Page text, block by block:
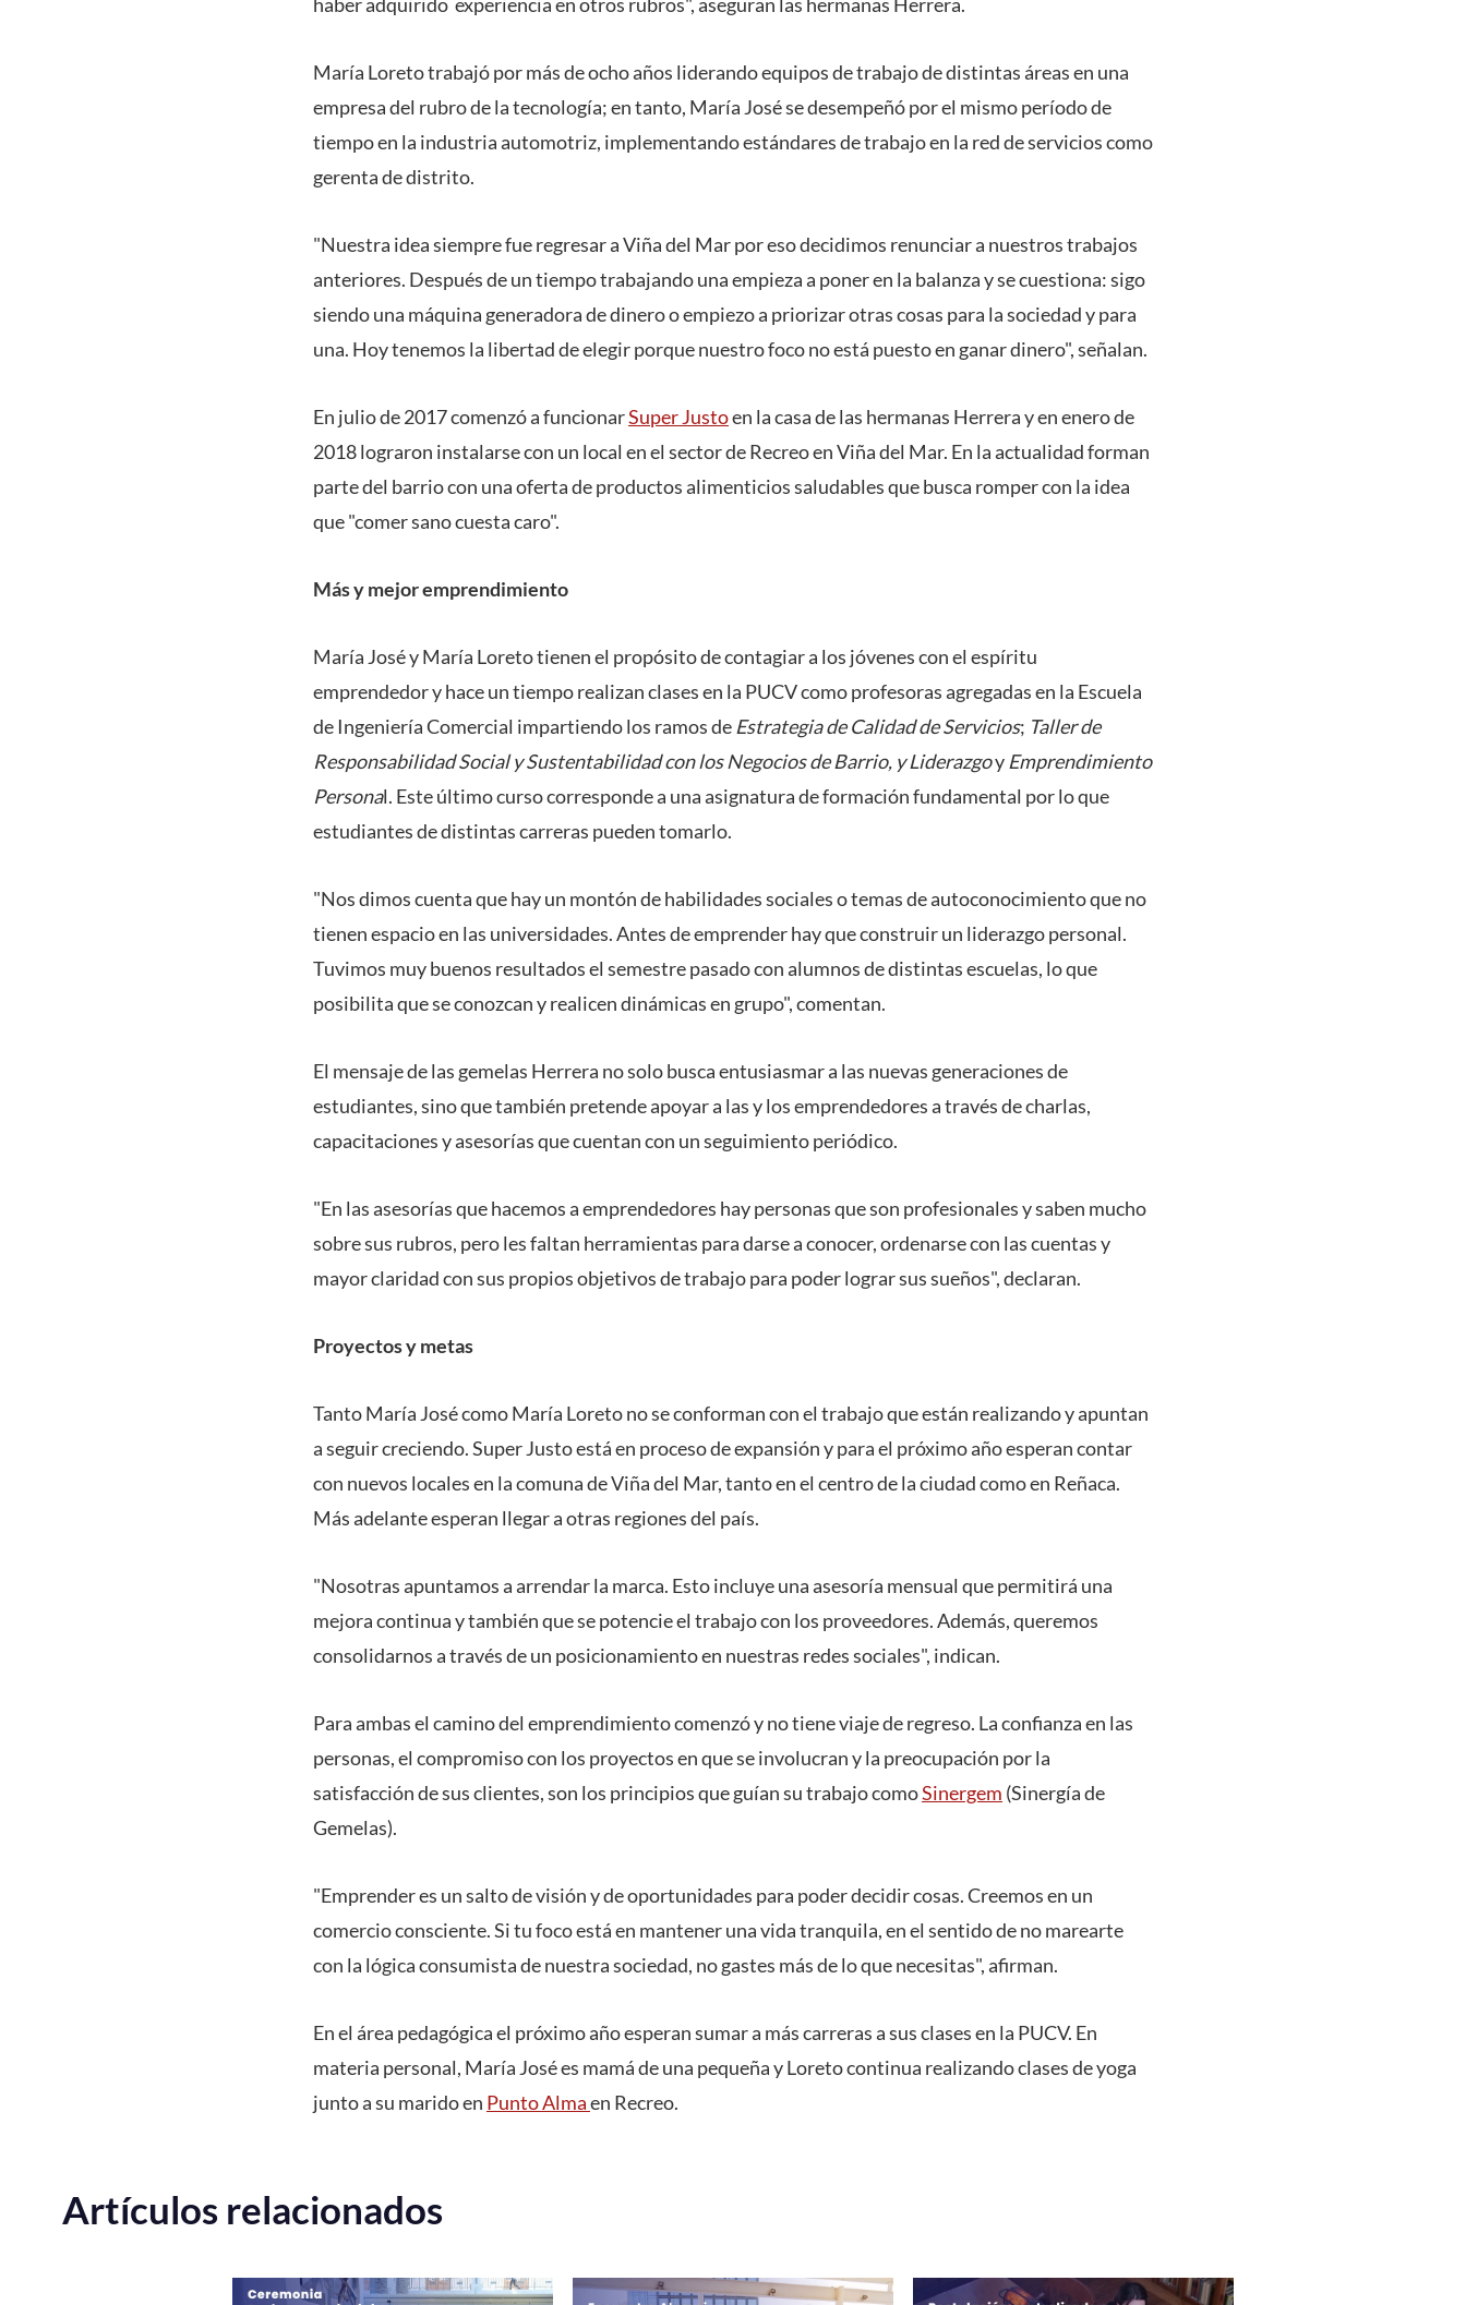
María Loreto trabajó por más de ocho años liderando equipos de trabajo de distintas áreas en una
empresa del rubro de la tecnología; en tanto, María José se desempeñó por el mismo período de
tiempo en la industria automotriz, implementando estándares de trabajo en la red de servicios como
gerenta de distrito.
"Nuestra idea siempre fue regresar a Viña del Mar por eso decidimos renunciar a nuestros trabajos
anteriores. Después de un tiempo trabajando una empieza a poner en la balanza y se cuestiona: sigo
siendo una máquina generadora de dinero o empiezo a priorizar otras cosas para la sociedad y para
una. Hoy tenemos la libertad de elegir porque nuestro foco no está puesto en ganar dinero", señalan.
En julio de 2017 comenzó a funcionarSuper Justoen la casa de las hermanas Herrera y en enero de
2018 lograron instalarse con un local en el sector de Recreo en Viña del Mar. En la actualidad forman
parte del barrio con una oferta de productos alimenticios saludables que busca romper con la idea
que "comer sano cuesta caro".
Más y mejor emprendimiento
María José y María Loreto tienen el propósito de contagiar a los jóvenes con el espíritu
emprendedor y hace un tiempo realizan clases en la PUCV como profesoras agregadas en la Escuela
de Ingeniería Comercial impartiendo los ramos de Estrategia de Calidad de Servicios; Taller de
Responsabilidad Social y Sustentabilidad con los Negocios de Barrio, y Liderazgoy Emprendimiento
Personal. Este último curso corresponde a una asignatura de formación fundamental por lo que
estudiantes de distintas carreras pueden tomarlo.
"Nos dimos cuenta que hay un montón de habilidades sociales o temas de autoconocimiento que no
tienen espacio en las universidades. Antes de emprender hay que construir un liderazgo personal.
Tuvimos muy buenos resultados el semestre pasado con alumnos de distintas escuelas, lo que
posibilita que se conozcan y realicen dinámicas en grupo", comentan.
El mensaje de las gemelas Herrera no solo busca entusiasmar a las nuevas generaciones de
estudiantes, sino que también pretende apoyar a las y los emprendedores a través de charlas,
capacitaciones y asesorías que cuentan con un seguimiento periódico.
"En las asesorías que hacemos a emprendedores hay personas que son profesionales y saben mucho
sobre sus rubros, pero les faltan herramientas para darse a conocer, ordenarse con las cuentas y
mayor claridad con sus propios objetivos de trabajo para poder lograr sus sueños", declaran.
Proyectos y metas
Tanto María José como María Loreto no se conforman con el trabajo que están realizando y apuntan
a seguir creciendo. Super Justo está en proceso de expansión y para el próximo año esperan contar
con nuevos locales en la comuna de Viña del Mar, tanto en el centro de la ciudad como en Reñaca.
Más adelante esperan llegar a otras regiones del país.
"Nosotras apuntamos a arrendar la marca. Esto incluye una asesoría mensual que permitirá una
mejora continua y también que se potencie el trabajo con los proveedores. Además, queremos
consolidarnos a través de un posicionamiento en nuestras redes sociales", indican.
Para ambas el camino del emprendimiento comenzó y no tiene viaje de regreso. La confianza en las
personas, el compromiso con los proyectos en que se involucran y la preocupación por la
satisfacción de sus clientes, son los principios que guían su trabajo comoSinergem (Sinergía de
Gemelas).
"Emprender es un salto de visión y de oportunidades para poder decidir cosas. Creemos en un
comercio consciente. Si tu foco está en mantener una vida tranquila, en el sentido de no marearte
con la lógica consumista de nuestra sociedad, no gastes más de lo que necesitas", afirman.
En el área pedagógica el próximo año esperan sumar a más carreras a sus clases en la PUCV. En
materia personal, María José es mamá de una pequeña y Loreto continua realizando clases de yoga
junto a su marido en Punto Almaen Recreo.
Artículos relacionados